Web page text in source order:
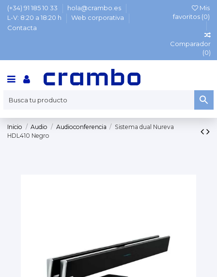
(+34) 91 185 10 33
hola@crambo.es
L-V: 8:20 a 18:20 h
Web corporativa
Contacta
Mis
favoritos (0)
Comparador
(0)
Inicio Audio Audioconferencia
Sistema dual Nureva
HDL410 Negro